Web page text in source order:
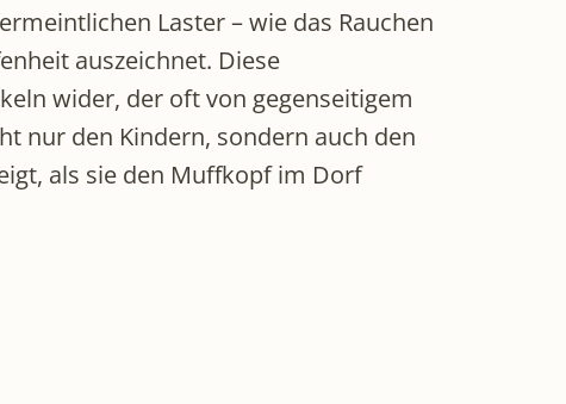
Laster – wie das Rauchen
auszeichnet. Diese
wider, der oft von gegenseitigem
nur den Kindern, sondern auch den
als sie den Muffkopf im Dorf